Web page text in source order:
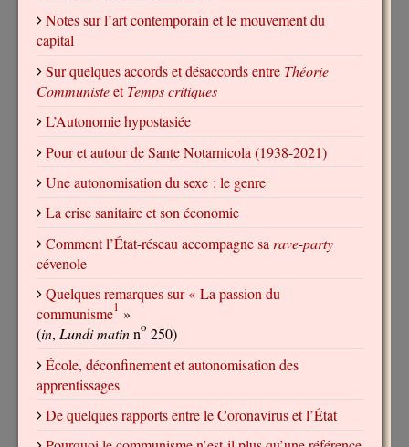
Notes sur l’art contemporain et le mouvement du
capital
Sur quelques accords et désaccords entre Théorie
CommunisteetTemps critiques
L’Autonomie hypostasiée
Pour et autour de Sante Notarnicola (1938-2021)
Une autonomisation du sexe : le genre
La crise sanitaire et son économie
Comment l’État-réseau accompagne sa rave-party
cévenole
Quelques remarques sur « La passion du
communisme1 »
(in, Lundi matinno 250)
École, déconfinement et autonomisation des
apprentissages
De quelques rapports entre le Coronavirus et l’État